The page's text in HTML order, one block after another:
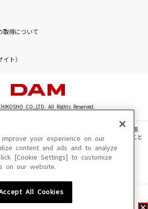
取得について
ト）
CO.,LTD. All Rights Reserved.
一切の文章・画像・写真・動画・音声等を、手段や形態
範囲を超えて無断で複製、転載、ファイル化などすること
によりご利用いただけない場合があります。
、配信内容が変更になる場合があります。
your experience on our
content and ads and to analyze
[Cookie Settings] to customize
on our website.
All Cookies